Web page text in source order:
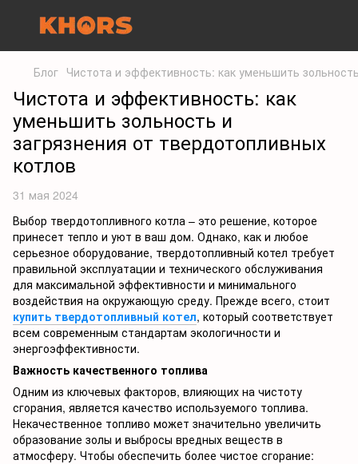
Блог Чистота и эффективность: как уменьшить
Чистота и эффективность: как
уменьшить зольность и
загрязнения от твердотопливных
котлов
31 мая 2024
Выбор твердотопливного котла – это решение, которое
принесет тепло и уют в ваш дом. Однако, как и любое
серьезное оборудование, твердотопливный котел требует
правильной эксплуатации и технического обслуживания
для максимальной эффективности и минимального
воздействия на окружающую среду. Прежде всего, стоит
купить твердотопливный котел, который соответствует
всем современным стандартам экологичности и
энергоэффективности.
Важность качественного топлива
Одним из ключевых факторов, влияющих на чистоту
сгорания, является качество используемого топлива.
Некачественное топливо может значительно увеличить
образование золы и выбросы вредных веществ в
атмосферу. Чтобы обеспечить более чистое сгорание: